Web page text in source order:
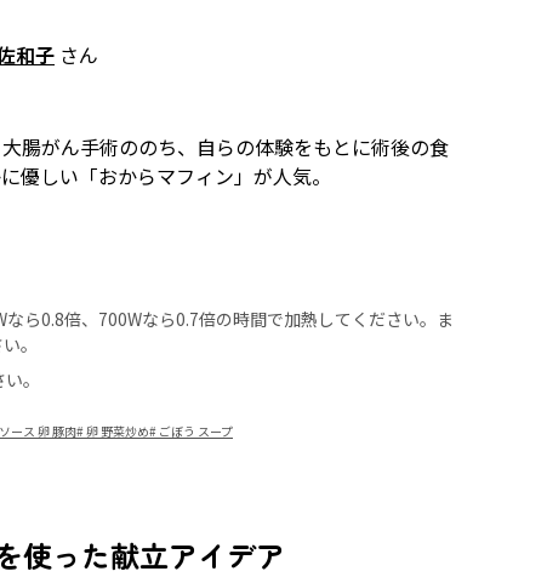
和子 さん
腸がん手術ののち、自らの体験をもとに術後の食
優しい「おからマフィン」が人気。
ら0.8倍、700Wなら0.7倍の時間で加熱してください。ま
。
。
ース 卵 豚肉#卵 野菜炒め# ごぼう スープ
使った献立アイデア